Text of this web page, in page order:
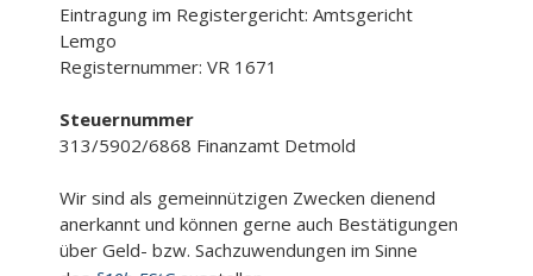
Eintragung im Registergericht: Amtsgericht
Lemgo
Registernummer: VR 1671
Steuernummer
313/5902/6868 Finanzamt Detmold
Wir sind als gemeinnützigen Zwecken dienend
anerkannt und können gerne auch Bestätigungen
über Geld- bzw. Sachzuwendungen im Sinne